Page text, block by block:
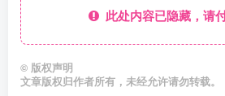
此处内容已隐藏，请
© 版权声明
文章版权归作者所有，未经允许请勿转载。